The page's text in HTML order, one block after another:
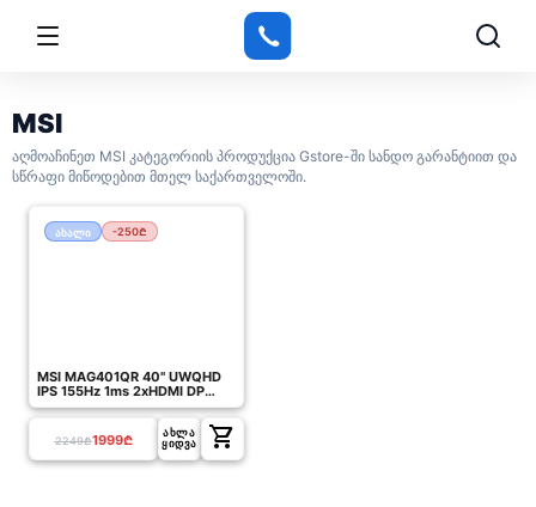
MSI
აღმოაჩინეთ MSI კატეგორიის პროდუქცია Gstore-ში სანდო გარანტიით და
სწრაფი მიწოდებით მთელ საქართველოში.
ახალი -250₾
MSI MAG401QR 40" UWQHD
IPS 155Hz 1ms 2xHDMI DP
USB/USB-C Black - 9S6-
2249₾1999₾
ᲐᲮᲚᲐ
ᲧᲘᲓᲕᲐ
shopping_cart